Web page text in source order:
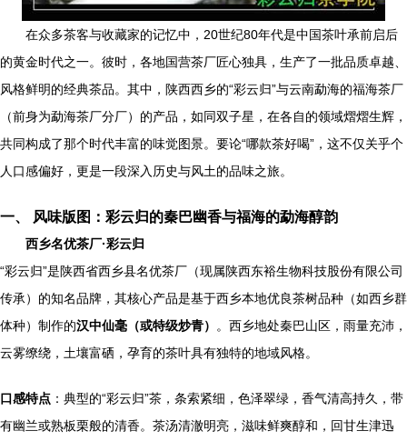
在众多茶客与收藏家的记忆中，20世纪80年代是中国茶叶承前启后
的黄金时代之一。彼时，各地国营茶厂匠心独具，生产了一批品质卓越、
风格鲜明的经典茶品。其中，陕西西乡的“彩云归”与云南勐海的福海茶厂
（前身为勐海茶厂分厂）的产品，如同双子星，在各自的领域熠熠生辉，
共同构成了那个时代丰富的味觉图景。要论“哪款茶好喝”，这不仅关乎个
人口感偏好，更是一段深入历史与风土的品味之旅。
一、 风味版图：彩云归的秦巴幽香与福海的勐海醇韵
西乡名优茶厂·彩云归
“彩云归”是陕西省西乡县名优茶厂（现属陕西东裕生物科技股份有限公司
传承）的知名品牌，其核心产品是基于西乡本地优良茶树品种（如西乡群
体种）制作的汉中仙毫（或特级炒青）
。西乡地处秦巴山区，雨量充沛，
云雾缭绕，土壤富硒，孕育的茶叶具有独特的地域风格。
口感特点 ：典型的“彩云归”茶，条索紧细，色泽翠绿，香气清高持久，带
有幽兰或熟板栗般的清香。茶汤清澈明亮，滋味鲜爽醇和，回甘生津迅